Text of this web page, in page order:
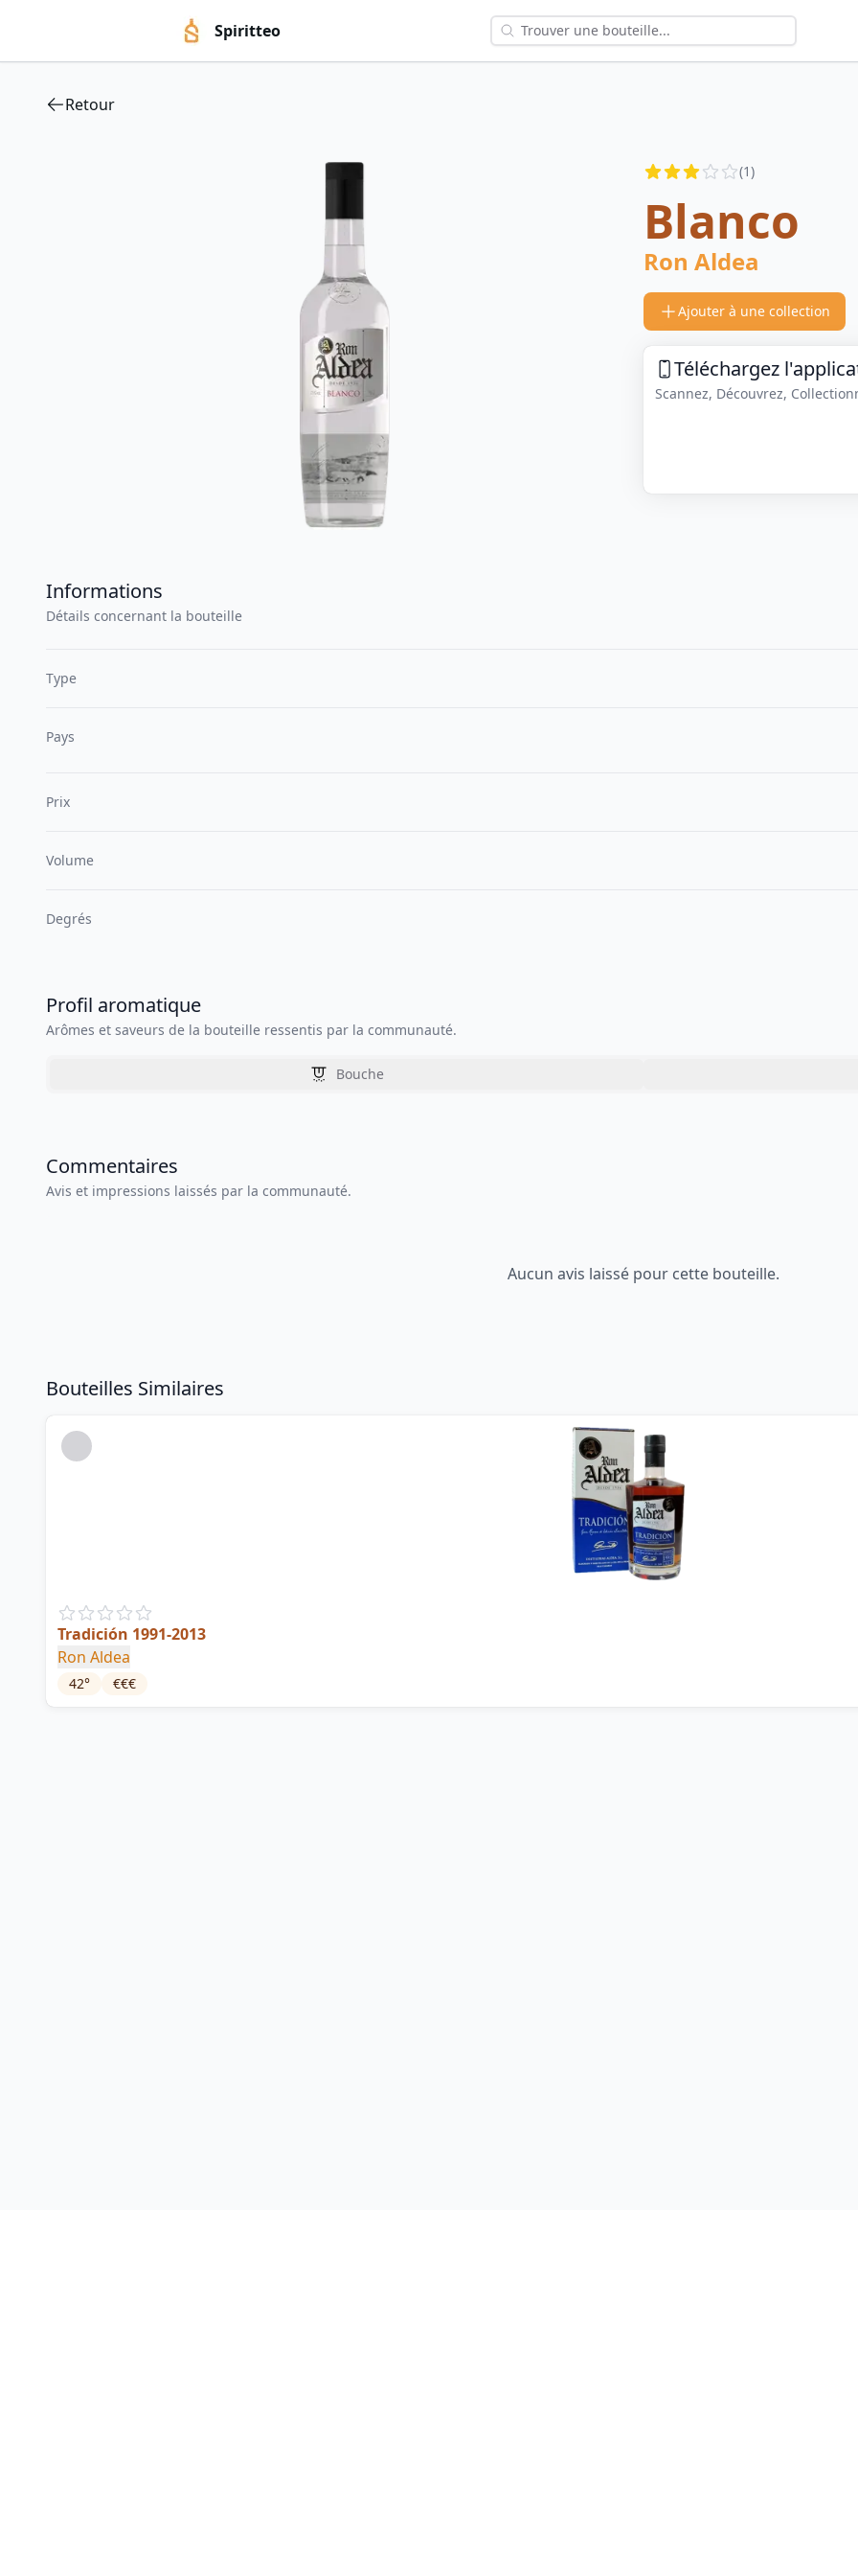
Spiritteo
Retour
Reviews (1)
Blanco
Ron Aldea
Ajouter à une collection
Téléchargez
Scannez, Découvrez,
Informations
Détails concernant la bouteille
Type
Pays
Prix
Volume
Degrés
Profil aromatique
Arômes et saveurs de la bouteille ressentis par la communauté.
Bouche
Commentaires
Avis et impressions laissés par la communauté.
Aucun avis laissé pour cette bouteille.
Bouteilles Similaires
Tradición 1991-2013
Ron Aldea
42° €€€